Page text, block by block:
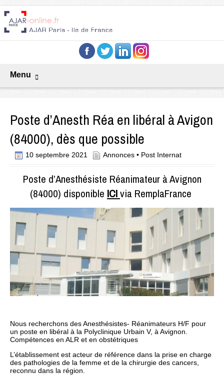
Menu
Poste d’Anesth Réa en libéral à Avigon
(84000), dès que possible
10 septembre 2021 Annonces • Post Internat
Poste d’Anesthésiste Réanimateur à Avignon
(84000) disponible ICIvia RemplaFrance
Nous recherchons des Anesthésistes- Réanimateurs H/F pour
un poste en libéral à la Polyclinique Urbain V, à Avignon.
Compétences en ALR et en obstétriques
L’établissement est acteur de référence dans la prise en charge
des pathologies de la femme et de la chirurgie des cancers,
reconnu dans la région.